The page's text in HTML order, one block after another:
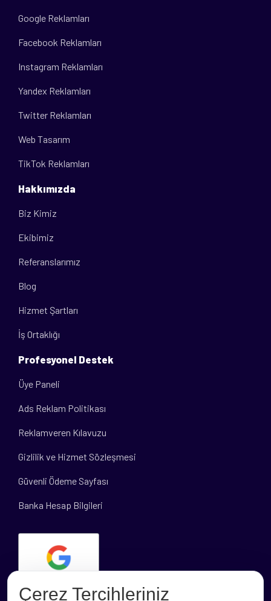
Google Reklamları
Facebook Reklamları
Instagram Reklamları
Yandex Reklamları
Twitter Reklamları
Web Tasarım
TikTok Reklamları
Hakkımızda
Biz Kimiz
Ekibimiz
Referanslarımız
Blog
Hizmet Şartları
İş Ortaklığı
Profesyonel Destek
Üye Paneli
Ads Reklam Politikası
Reklamveren Kılavuzu
Gizlilik ve Hizmet Sözleşmesi
Güvenli Ödeme Sayfası
Banka Hesap Bilgileri
Çerez Tercihleriniz